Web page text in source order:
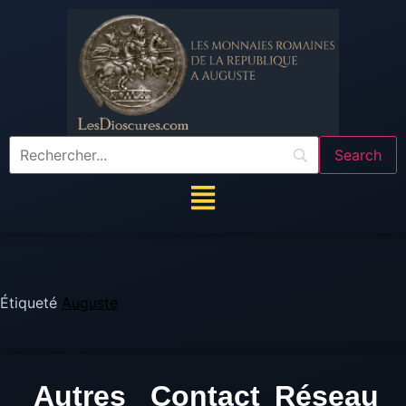
Étiqueté Auguste
Autres
Contact Réseau